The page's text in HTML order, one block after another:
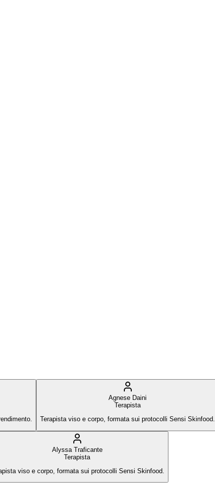
Agnese Daini
Terapista
Terapista viso e corpo, formata sui protocolli Sensi Skinfood.
Alyssa Traficante
Terapista
viso e corpo, formata sui protocolli Sensi Skinfood.